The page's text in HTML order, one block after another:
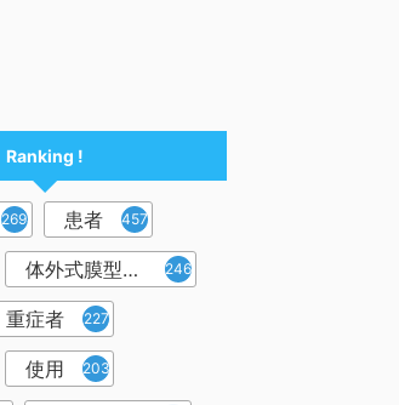
Ranking !
2698 患者 457
体外式膜型人工肺 246
重症者 227
使用 203